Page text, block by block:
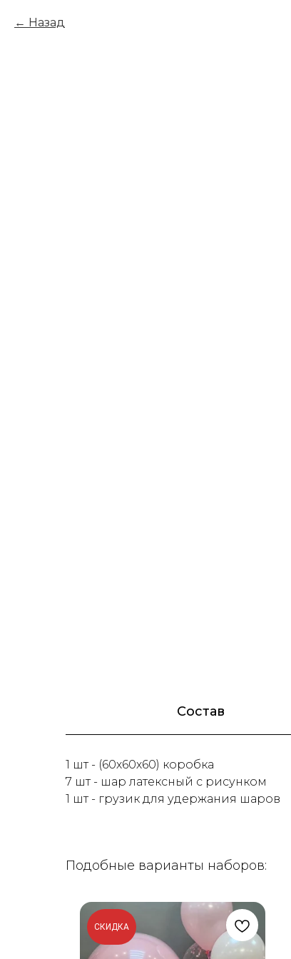
Назад
Состав
1 шт - (60х60х60) коробка
7 шт - шар латексный с рисунком
1 шт - грузик для удержания шаров
Подобные варианты наборов:
СКИДКА